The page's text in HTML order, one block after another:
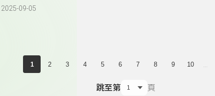
2025-09-05
1 2 3 4 5 6 7 8 9 10
跳至第 頁